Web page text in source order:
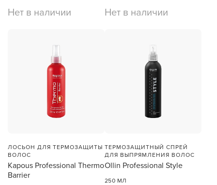
Нет в наличии Нет в наличии
ЛОСЬОН ДЛЯ ТЕРМОЗАЩИТЫ
ВОЛОС
Kapous Professional Thermo
Barrier
ТЕРМОЗАЩИТНЫЙ СПРЕЙ
ДЛЯ ВЫПРЯМЛЕНИЯ ВОЛОС
Ollin Professional Style
250 МЛ